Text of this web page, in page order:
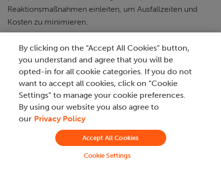
Reaktionsmaßnahmen einleiten, um Ausfallzeiten und
Kosten zu minimieren.
KI-Agenten, die mit NLP ausgestattet sind, können rund
um die Uhr auf Kundenanfragen reagieren, um
Wartezeiten zu verkürzen und die Bearbeitung von
Anfragen zu beschleunigen.
By clicking on the “Accept All Cookies” button,
you understand and agree that you will be
opted-in for all cookie categories. If you do not
want to accept all cookies, click on “Cookie
Settings” to manage your cookie preferences.
By using our website you also agree to
our Privacy Policy
Cookie Settings
Accept All Cookies